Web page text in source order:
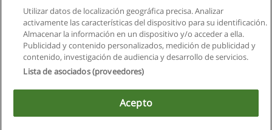
Privacidad de datos
Contactar con Educaedu
Copyright © Educaedu Business S.L. - CIF : B-95610580: -
Utilizar datos de localización geográfica precisa. Analizar
activamente las características del dispositivo para su identificación.
Almacenar la información en un dispositivo y/o acceder a ella.
Publicidad y contenido personalizados, medición de publicidad y
contenido, investigación de audiencia y desarrollo de servicios.
Lista de asociados (proveedores)
Acepto